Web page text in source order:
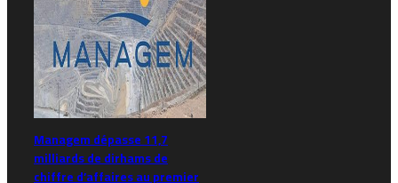
Managem dépasse 11,7
milliards de dirhams de
chiffre d’affaires au premier